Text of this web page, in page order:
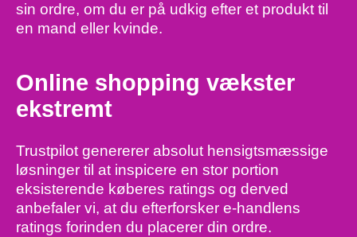
sin ordre, om du er på udkig efter et produkt til
en mand eller kvinde.
Online shopping vækster
ekstremt
Trustpilot genererer absolut hensigtsmæssige
løsninger til at inspicere en stor portion
eksisterende køberes ratings og derved
anbefaler vi, at du efterforsker e-handlens
ratings forinden du placerer din ordre.